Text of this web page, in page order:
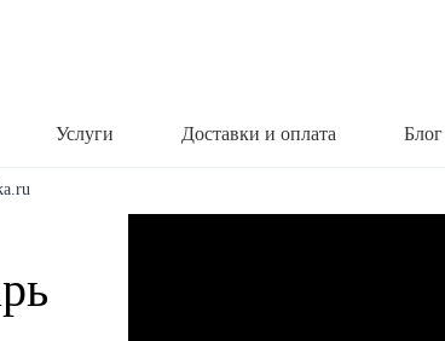
Услуги Доставки и оплата Блог